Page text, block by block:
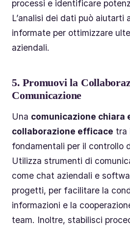
processi e identificare
L’analisi dei dati può aiutarti
informate per ottimizzare
aziendali.
5.Promuovi la
Comunicazione
Una comunicazione chiara
collaborazione efficace tra
fondamentali per il controllo
Utilizza strumenti di
come chat aziendali e
progetti, per facilitare la
informazioni e la
team. Inoltre, stabilisci